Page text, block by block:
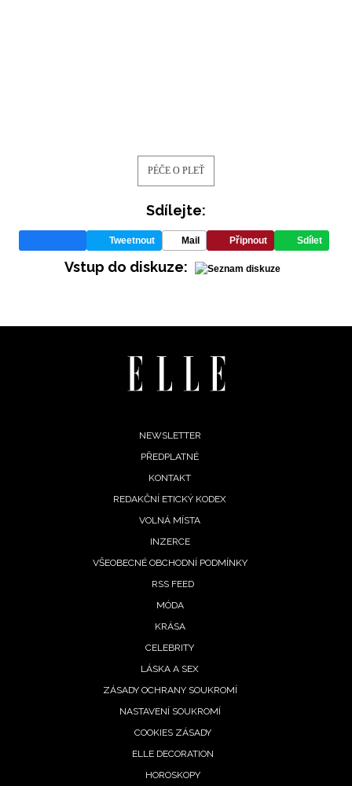
PÉČE O PLEŤ
Sdílejte:
Tweetnout Mail Připnout Sdílet
Vstup do diskuze:
NEWSLETTER
PŘEDPLATNÉ
KONTAKT
REDAKČNÍ ETICKÝ KODEX
VOLNÁ MÍSTA
INZERCE
VŠEOBECNÉ OBCHODNÍ PODMÍNKY
RSS FEED
MÓDA
KRÁSA
CELEBRITY
LÁSKA A SEX
ZÁSADY OCHRANY SOUKROMÍ
NASTAVENÍ SOUKROMÍ
COOKIES ZÁSADY
ELLE DECORATION
HOROSKOPY